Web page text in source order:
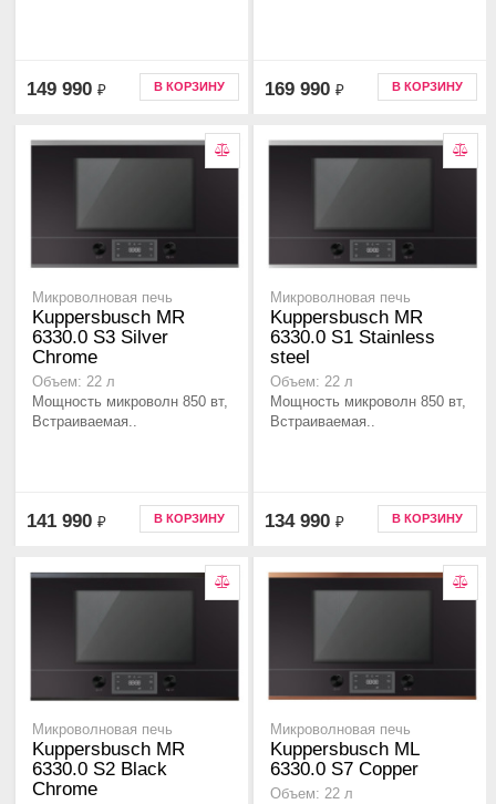
149 990 ₽ В КОРЗИНУ 169 990 ₽ В КОРЗИНУ
Микроволновая печь
Kuppersbusch MR
6330.0 S3 Silver
Chrome
Объем: 22 л
Мощность микроволн 850 вт,
Встраиваемая..
141 990 ₽ В КОРЗИНУ
Микроволновая печь
Kuppersbusch MR
6330.0 S1 Stainless
steel
Объем: 22 л
Мощность микроволн 850 вт,
Встраиваемая..
134 990 ₽ В КОРЗИНУ
Микроволновая печь
Kuppersbusch MR
6330.0 S2 Black
Chrome
Микроволновая печь
Kuppersbusch ML
6330.0 S7 Copper
Объем: 22 л